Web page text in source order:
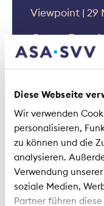
Diese Webseite
Wir verwenden
personalisieren,
zu können und die
analysieren.
Verwendung
soziale Medien,
Partner führen
Viewpoint | 29
Open
digital
Context | 10
A fountain
retirement